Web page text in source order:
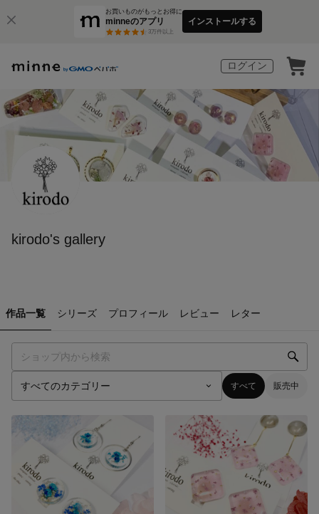
お買いものがもっとお得に
minneのアプリ
3万件以上
インストールする
ログイン
kirodo's gallery
作品一覧 シリーズ プロフィール レビュー レター
すべて 販売中